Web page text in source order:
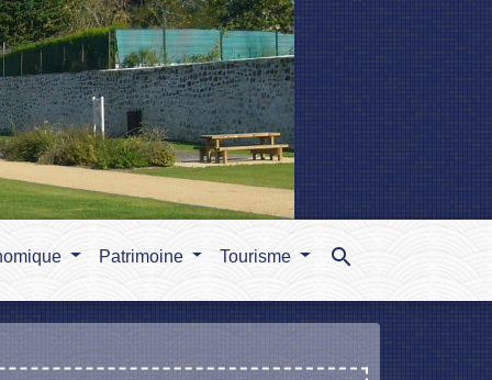
Patrimoine Tourisme search